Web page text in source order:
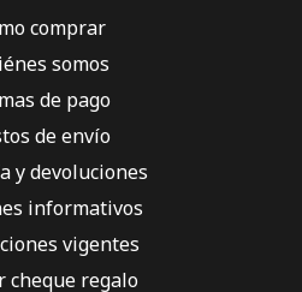
comprar
somos
de pago
de envío
y devoluciones
informativos
vigentes
cheque regalo